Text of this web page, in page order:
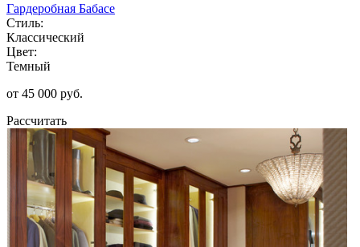
Гардеробная Бабасе
Стиль:
Классический
Цвет:
Темный
от 45 000 руб.
Рассчитать